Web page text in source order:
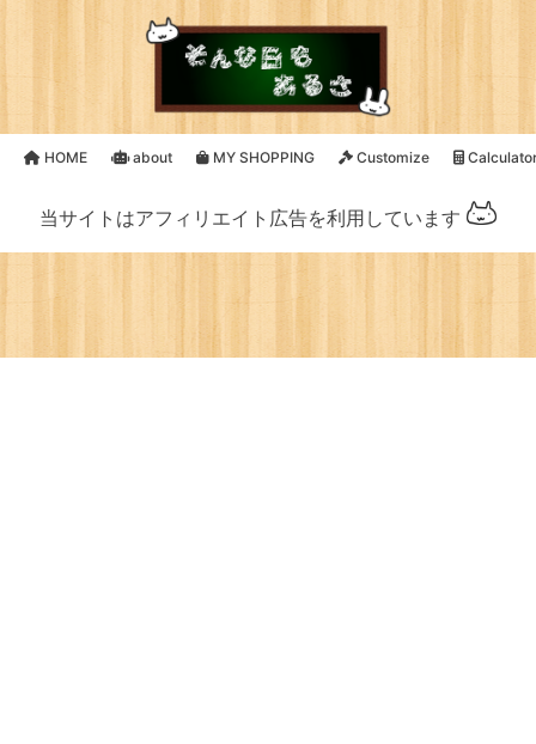
HOME about MY SHOPPING Customize
当サイトはアフィリエイト広告を利用しています